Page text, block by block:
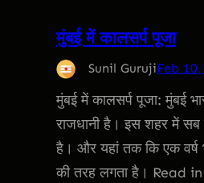
मुंबई में कालसर्प पूजा
Sunil GurujiFeb 10,
मुंबई में कालसर्प पूजा: मुंबई
राजधानी है। इस शहर में
है। और यहां तक ​​कि एक वर्ष
की तरह लगता है। Read